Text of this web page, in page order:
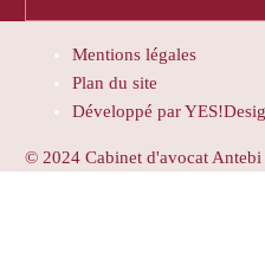
Mentions légales
Plan du site
Développé par
© 2024 Cabinet d'avocat Antebi